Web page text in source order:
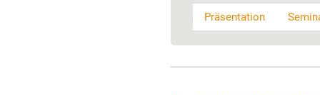
Präsentation